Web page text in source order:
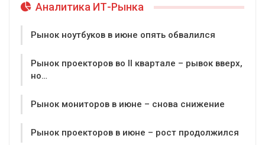
Аналитика ИТ-Рынка
Рынок ноутбуков в июне опять обвалился
Рынок проекторов во II квартале – рывок вверх,
но…
Рынок мониторов в июне – снова снижение
Рынок проекторов в июне – рост продолжился